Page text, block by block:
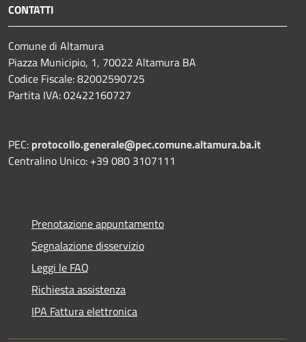
CONTATTI
Comune di Altamura
Piazza Municipio, 1, 70022 Altamura BA
Codice Fiscale: 82002590725
Partita IVA: 02422160727
PEC: protocollo.generale@pec.comune.altamura.ba.it
Centralino Unico: +39 080 3107111
Prenotazione appuntamento
Segnalazione disservizio
Leggi le FAQ
Richiesta assistenza
IPA Fattura elettronica